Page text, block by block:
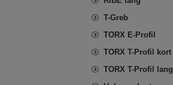
T-Greb
TORX E-Profil
TORX T-Profil kort
TORX T-Profil lang